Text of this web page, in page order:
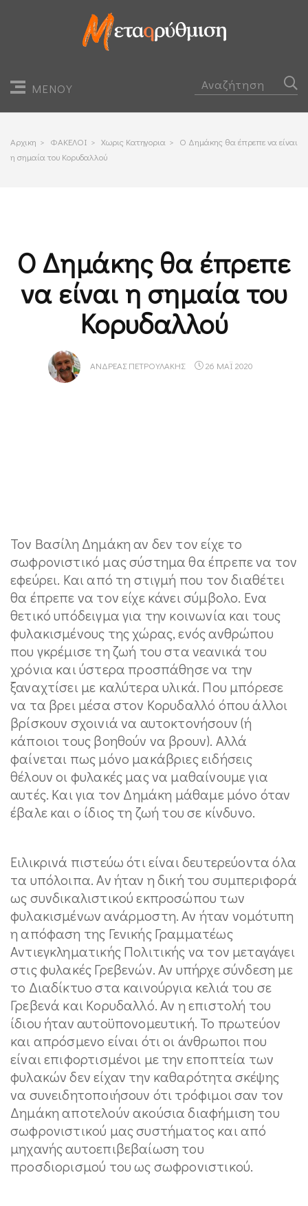
ΜΕΝΟΥ
Αρχικη > ΦΑΚΕΛΟΙ > Χωρις Κατηγορια > Ο Δημάκης θα έπρεπε να είναι
η σημαία του Κορυδαλλού
Ο Δημάκης θα έπρεπε
να είναι η σημαία του
Κορυδαλλού
ΑΝΔΡΈΑΣ ΠΕΤΡΟΥΛΆΚΗΣ 26 ΜΑΪ 2020
Τον Βασίλη Δημάκη αν δεν τον είχε το
σωφρονιστικό μας σύστημα θα έπρεπε να τον
εφεύρει. Και από τη στιγμή που τον διαθέτει
θα έπρεπε να τον είχε κάνει σύμβολο. Eνα
θετικό υπόδειγμα για την κοινωνία και τους
φυλακισμένους της χώρας, ενός ανθρώπου
που γκρέμισε τη ζωή του στα νεανικά του
χρόνια και ύστερα προσπάθησε να την
ξαναχτίσει με καλύτερα υλικά. Που μπόρεσε
να τα βρει μέσα στον Κορυδαλλό όπου άλλοι
βρίσκουν σχοινιά να αυτοκτονήσουν (ή
κάποιοι τους βοηθούν να βρουν). Αλλά
φαίνεται πως μόνο μακάβριες ειδήσεις
θέλουν οι φυλακές μας να μαθαίνουμε για
αυτές. Και για τον Δημάκη μάθαμε μόνο όταν
έβαλε και ο ίδιος τη ζωή του σε κίνδυνο.
Ειλικρινά πιστεύω ότι είναι δευτερεύοντα όλα
τα υπόλοιπα. Αν ήταν η δική του συμπεριφορά
ως συνδικαλιστικού εκπροσώπου των
φυλακισμένων ανάρμοστη. Αν ήταν νομότυπη
η απόφαση της Γενικής Γραμματέως
Αντιεγκληματικής Πολιτικής να τον μεταγάγει
στις φυλακές Γρεβενών. Αν υπήρχε σύνδεση με
το Διαδίκτυο στα καινούργια κελιά του σε
Γρεβενά και Κορυδαλλό. Αν η επιστολή του
ίδιου ήταν αυτοϋπονομευτική. Το πρωτεύον
και απρόσμενο είναι ότι οι άνθρωποι που
είναι επιφορτισμένοι με την εποπτεία των
φυλακών δεν είχαν την καθαρότητα σκέψης
να συνειδητοποιήσουν ότι τρόφιμοι σαν τον
Δημάκη αποτελούν ακούσια διαφήμιση του
σωφρονιστικού μας συστήματος και από
μηχανής αυτοεπιβεβαίωση του
προσδιορισμού του ως σωφρονιστικού.